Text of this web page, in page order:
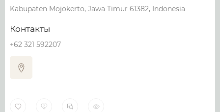
Kabupaten Mojokerto, Jawa Timur 61382, Indonesia
Контакты
+62 321 592207